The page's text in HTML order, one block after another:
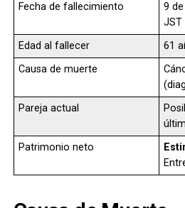
Fecha de fallecimiento
9
JST
Edad al fallecer
61
Causa de muerte
Pareja actual
Patrimonio neto